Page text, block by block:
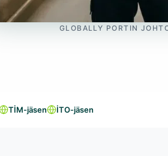
GLOBALLY PORTIN
TİM-jäsen İTO-jäsen